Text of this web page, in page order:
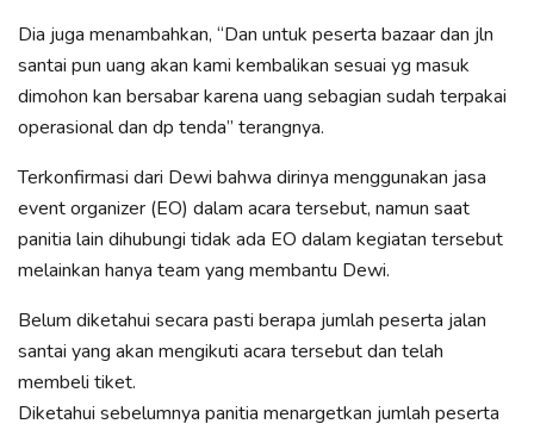
Dia juga menambahkan, “Dan untuk peserta bazaar dan jln
santai pun uang akan kami kembalikan sesuai yg masuk
dimohon kan bersabar karena uang sebagian sudah terpakai
operasional dan dp tenda” terangnya.
Terkonfirmasi dari Dewi bahwa dirinya menggunakan jasa
event organizer (EO) dalam acara tersebut, namun saat
panitia lain dihubungi tidak ada EO dalam kegiatan tersebut
melainkan hanya team yang membantu Dewi.
Belum diketahui secara pasti berapa jumlah peserta jalan
santai yang akan mengikuti acara tersebut dan telah
membeli tiket.
Diketahui sebelumnya panitia menargetkan jumlah peserta